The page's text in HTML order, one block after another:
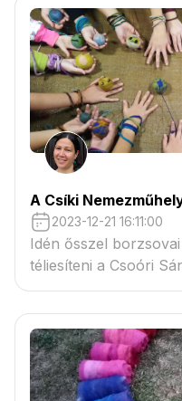
medencébe.
A Csíki
2023-12-21 16:11:00
Idén ősszel
téliesíteni a Csoóri
s megnyitotta kapuit